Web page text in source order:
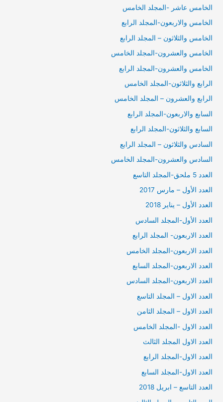
الخامس عاشر -المجلد الخامس
الخامس والاربعون-المجلد الرابع
الخامس والثلاثون – المجلد الرابع
الخامس والعشرون-المجلد الخامس
الخامس والعشرون-المجلد الرابع
الرابع والثلاثون-المجلد الخامس
الرابع والعشرون – المجلد الخامس
السابع والاربعون-المجلد الرابع
السابع والثلاثون-المجلد الرابع
السادس والثلاثون – المجلد الرابع
السادس والعشرون-المجلد الخامس
العدد 5 ملحق-المجلد التاسع
العدد الأول – مارس 2017
العدد الأول – يناير 2018
العدد الأول-المجلد السادس
العدد الاربعون- المجلد الرابع
العدد الاربعون-المجلد الخامس
العدد الاربعون-المجلد السابع
العدد الاربعون-المجلد السادس
العدد الاول – المجلد التاسع
العدد الاول – المجلد الثامن
العدد الاول -المجلد الخامس
العدد الاول المجلد الثالث
العدد الاول-المجلد الرابع
العدد الاول-المجلد السابع
العدد التاسع – ابريل 2018